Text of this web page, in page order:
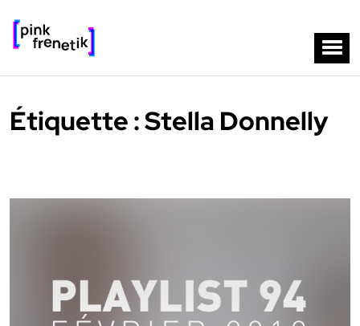
Étiquette :Stella Donnelly